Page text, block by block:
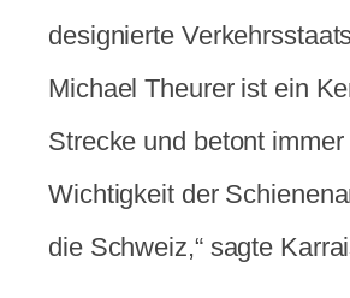
designierte
Michael Theurer ist ein
Strecke und betont
Wichtigkeit der
die Schweiz,“ sagte